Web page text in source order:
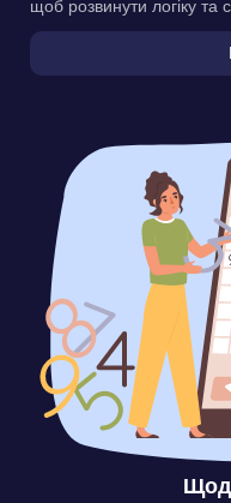
щоб розвинути логіку та